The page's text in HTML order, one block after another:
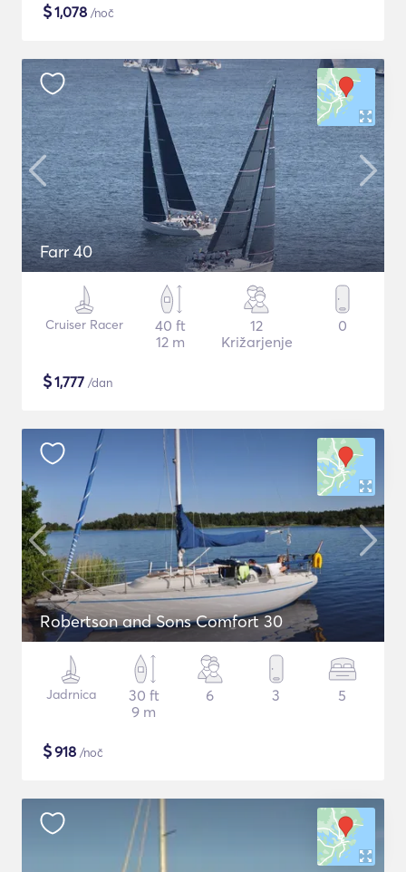
$1,078 /noč
Farr 40
Cruiser Racer
40 ft
12 m
12
Križarjenje
0
$1,777 /dan
Robertson and Sons Comfort 30
Jadrnica
30 ft
9 m
6 3 5
$918 /noč